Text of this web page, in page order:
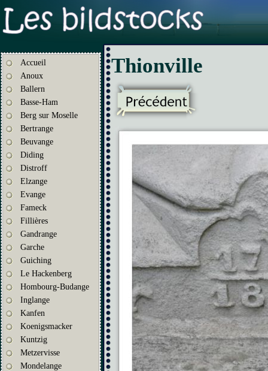
Accueil
Anoux
Ballern
Basse-Ham
Berg sur Moselle
Bertrange
Beuvange
Diding
Distroff
Elzange
Evange
Fameck
Fillières
Gandrange
Garche
Guiching
Le Hackenberg
Hombourg-Budange
Inglange
Kanfen
Koenigsmacker
Kuntzig
Metzervisse
Mondelange
Thionville